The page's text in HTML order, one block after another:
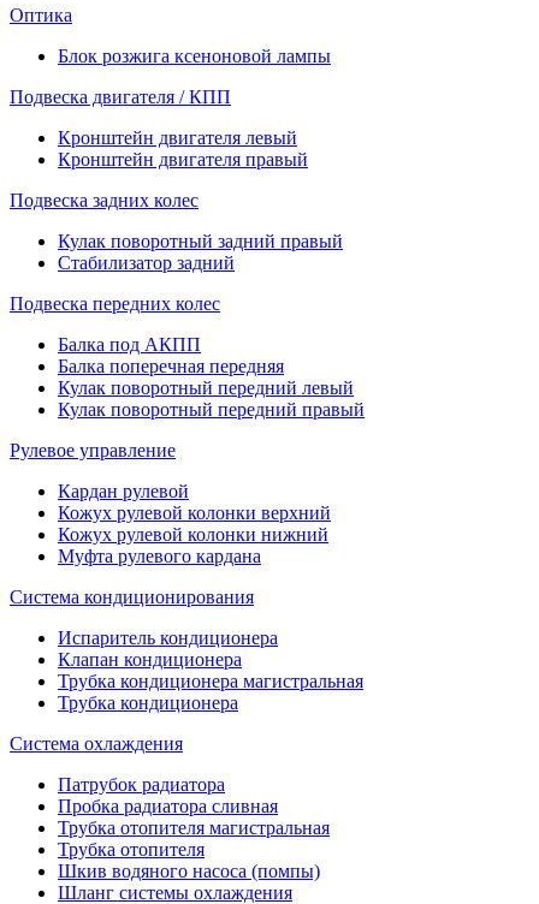
Оптика
Блок розжига ксеноновой лампы
Подвеска двигателя / КПП
Кронштейн двигателя левый
Кронштейн двигателя правый
Подвеска задних колес
Кулак поворотный задний правый
Стабилизатор задний
Подвеска передних колес
Балка под АКПП
Балка поперечная передняя
Кулак поворотный передний левый
Кулак поворотный передний правый
Рулевое управление
Кардан рулевой
Кожух рулевой колонки верхний
Кожух рулевой колонки нижний
Муфта рулевого кардана
Система кондиционирования
Испаритель кондиционера
Клапан кондиционера
Трубка кондиционера магистральная
Трубка кондиционера
Система охлаждения
Патрубок радиатора
Пробка радиатора сливная
Трубка отопителя магистральная
Трубка отопителя
Шкив водяного насоса (помпы)
Шланг системы охлаждения